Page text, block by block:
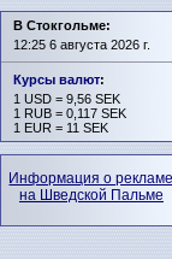
В Стокгольме:
12:25 6 августа 2026 г.
Курсы валют:
1 USD = 9,56 SEK
1 RUB = 0,117 SEK
1 EUR = 11 SEK
Информация о рекламе
на Шведской Пальме